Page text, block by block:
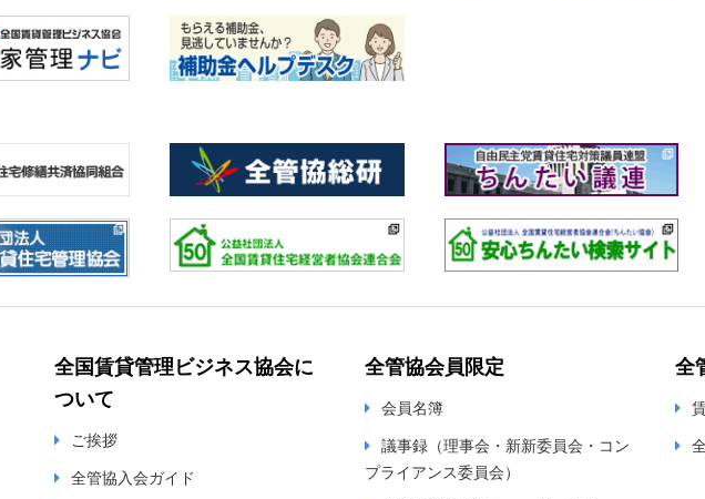
全国賃貸管理ビジネス協会に
ついて
ご挨拶
全管協入会ガイド
全管協会員限定
会員名簿
議事録（理事会・新新委員会・コン
プライアンス委員会）
全